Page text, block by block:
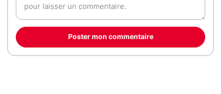
Poster mon commentaire